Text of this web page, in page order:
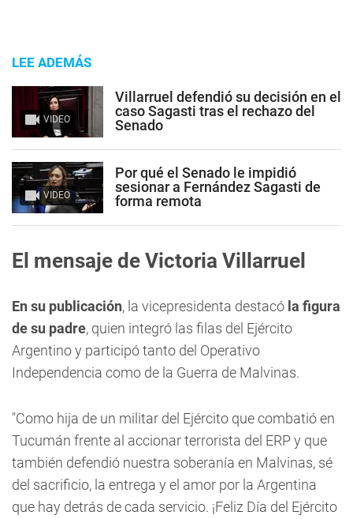
LEE ADEMÁS
VIDEO
Villarruel defendió su decisión en el
caso Sagasti tras el rechazo del
Senado
VIDEO
Por qué el Senado le impidió
sesionar a Fernández Sagasti de
forma remota
El mensaje de Victoria Villarruel
En su publicación, la vicepresidenta destacó la figura
de su padre, quien integró las filas del Ejército
Argentino y participó tanto del Operativo
Independencia como de la Guerra de Malvinas.
"Como hija de un militar del Ejército que combatió en
Tucumán frente al accionar terrorista del ERP y que
también defendió nuestra soberanía en Malvinas, sé
del sacrificio, la entrega y el amor por la Argentina
que hay detrás de cada servicio. ¡Feliz Día del Ejército